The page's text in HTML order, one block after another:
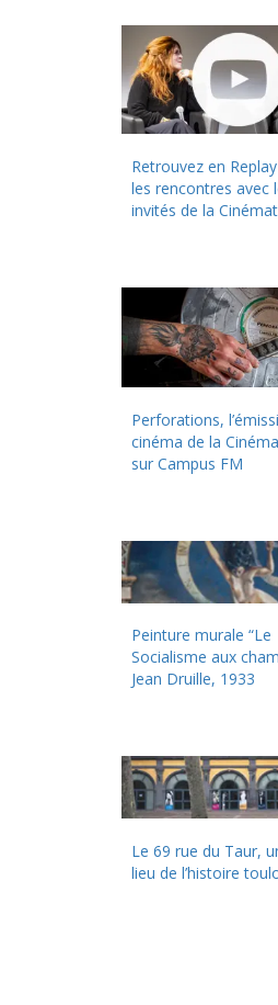
Retrouvez en Replay
les rencontres avec
invités de la
Perforations,
cinéma de la
sur Campus FM
Peinture murale “Le
Socialisme aux
Jean Druille, 1933
Le 69 rue du Taur,
lieu de l’histoire